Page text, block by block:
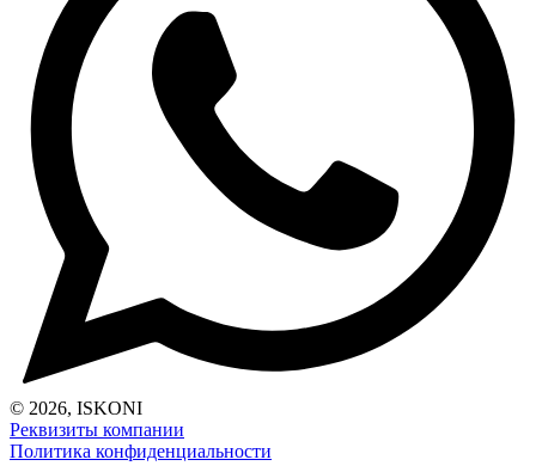
© 2026, ISKONI
Реквизиты компании
Политика конфиденциальности